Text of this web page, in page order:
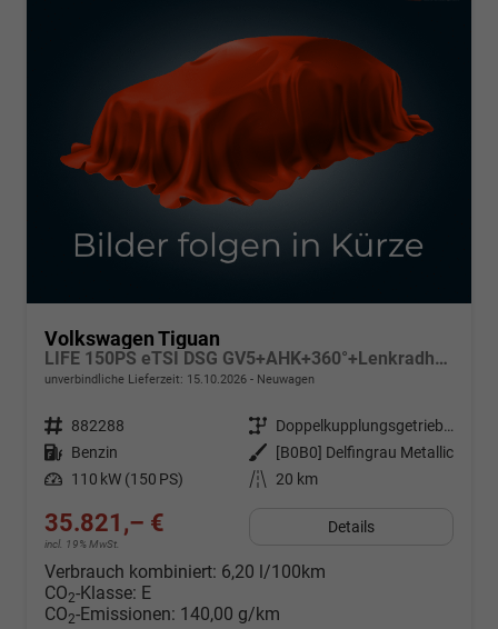
Volkswagen Tiguan
LIFE 150PS eTSI DSG GV5+AHK+360°+Lenkradheiz+IQ.Drive+ACC+App+eHeck+LED
unverbindliche Lieferzeit: 15.10.2026 Neuwagen
Fahrzeugnr. 882288 Getriebe
Doppelkupplungsgetriebe (DSG)
Kraftstoff Benzin Außenfarbe
[B0B0] Delfingrau Metallic
Leistung 110 kW (150 PS) Kilometerstand 20 km
35.821,– €
incl. 19% MwSt.
Details
Verbrauch kombiniert: 6,20 l/100km
CO2-Klasse: E
CO2-Emissionen: 140,00 g/km